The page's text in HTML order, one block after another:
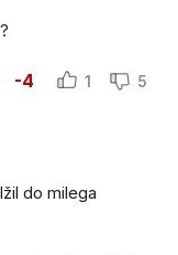
-4 1 5
do milega